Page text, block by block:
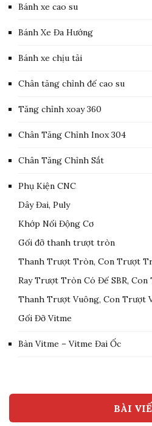
Bánh xe cao su
Bánh Xe Đa Hướng
Bánh xe chịu tải
Chân tăng chỉnh đế cao su
Tăng chỉnh xoay 360
Chân Tăng Chỉnh Inox 304
Chân Tăng Chỉnh Sắt
Phụ Kiện CNC
Dây Đai, Puly
Khớp Nối Động Cơ
Gối đỡ thanh trượt tròn
Thanh Trượt Tròn, Con Trượt
Ray Trượt Tròn Có Đế SBR, Con
Thanh Trượt Vuông, Con Trượt
Gối Đỡ Vitme
Bàn Vitme – Vitme Đai Ốc
BÀI